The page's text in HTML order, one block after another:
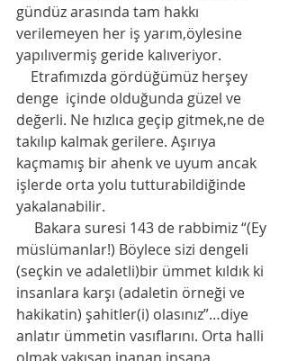
gündüz arasında tam hakkı
verilemeyen her iş yarım,öylesine
yapılıvermiş geride kalıveriyor.
denge  içinde olduğunda güzel ve
değerli. Ne hızlıca geçip gitmek,ne de
takılıp kalmak gerilere. Aşırıya
kaçmamış bir ahenk ve uyum ancak
işlerde orta yolu tutturabildiğinde
yakalanabilir.
müslümanlar!) Böylece sizi dengeli
(seçkin ve adaletli)bir ümmet kıldık ki
insanlara karşı (adaletin örneği ve
hakikatin) şahitler(i) olasınız”…diye
anlatır ümmetin vasıflarını. Orta halli